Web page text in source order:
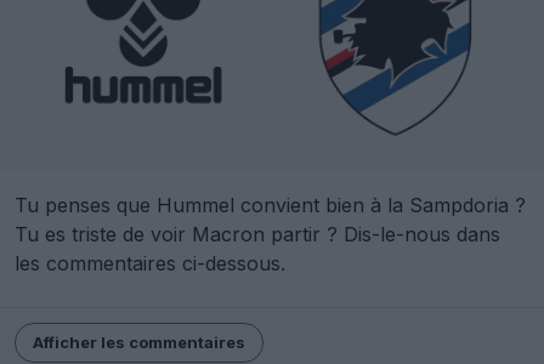
Tu penses que Hummel convient bien à la Sampdoria ?
Tu es triste de voir Macron partir ? Dis-le-nous dans
les commentaires ci-dessous.
Afficher les commentaires